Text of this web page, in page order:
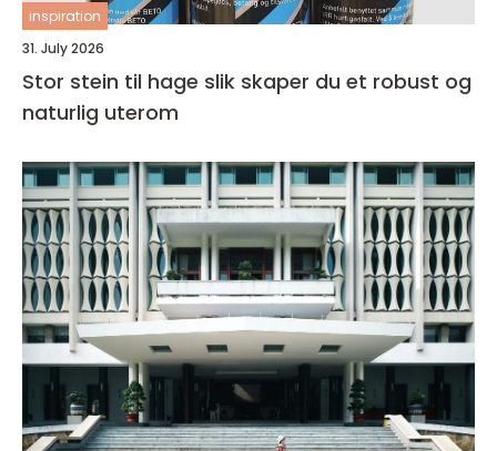
inspiration
31. July 2026
Stor stein til hage slik skaper du et robust og
naturlig uterom